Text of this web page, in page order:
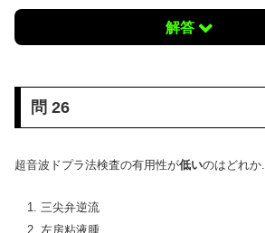
解答
問 26
超音波ドプラ法検査の有用性が低いのはどれか.
三尖弁逆流
左房粘液腫